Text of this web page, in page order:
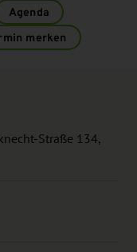
Agenda
merken
Straße 134,